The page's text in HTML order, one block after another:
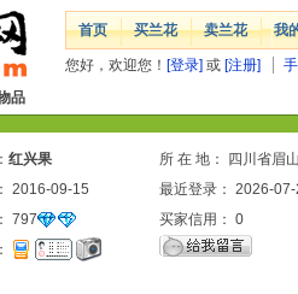
首页 买兰花 卖兰花 我
您好，欢迎您！ [登录] 或 [注册]
品
红兴果
所 在 地： 四川省眉
2016-09-15
最近登录： 2026-
797 买家信用： 0